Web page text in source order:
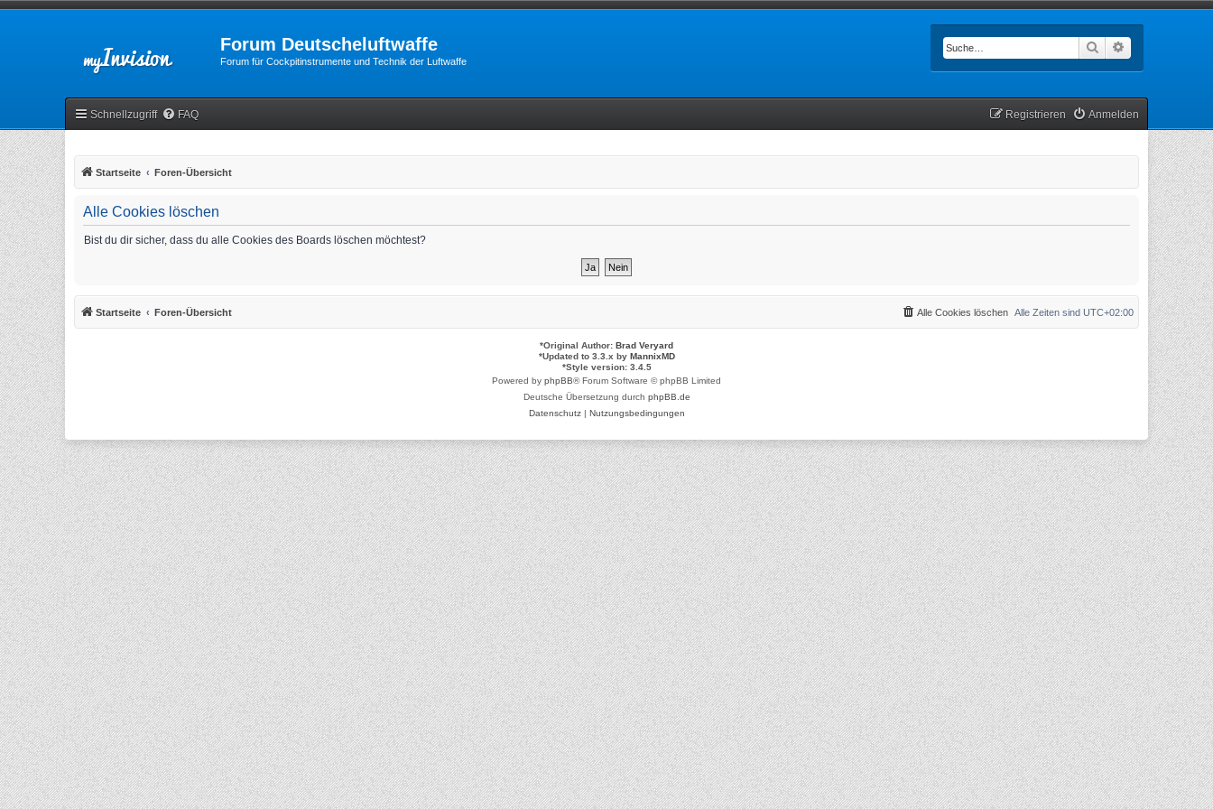
Forum Deutscheluftwaffe
Forum für Cockpitinstrumente und Technik der Luftwaffe
Suche
Schnellzugriff FAQ Anmelden
Registrieren
Startseite Foren-Übersicht
Alle Cookies löschen
Bist du dir sicher, dass du alle Cookies des Boards löschen möchtest?
Startseite Foren-Übersicht Alle Zeiten sind UTC+02:00
Alle Cookies löschen
*Original Author: Brad Veryard
*Updated to 3.3.x by MannixMD
*Style version: 3.4.5
Powered by phpBB® Forum Software © phpBB Limited
Deutsche Übersetzung durch phpBB.de
Datenschutz| Nutzungsbedingungen